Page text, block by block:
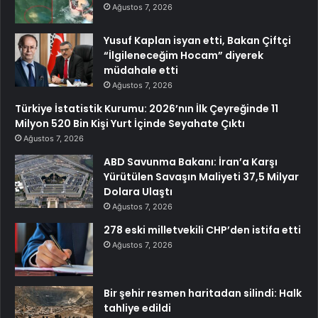
Ağustos 7, 2026
Yusuf Kaplan isyan etti, Bakan Çiftçi
“İlgileneceğim Hocam” diyerek
müdahale etti
Ağustos 7, 2026
Türkiye İstatistik Kurumu: 2026’nın İlk Çeyreğinde 11
Milyon 520 Bin Kişi Yurt İçinde Seyahate Çıktı
Ağustos 7, 2026
ABD Savunma Bakanı: İran’a Karşı
Yürütülen Savaşın Maliyeti 37,5 Milyar
Dolara Ulaştı
Ağustos 7, 2026
278 eski milletvekili CHP’den istifa etti
Ağustos 7, 2026
Bir şehir resmen haritadan silindi: Halk
tahliye edildi